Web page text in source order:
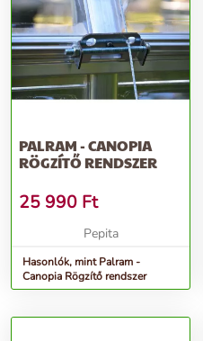
PALRAM - CANOPIA
RÖGZÍTŐ RENDSZER
25 990 Ft
Pepita
Hasonlók, mint Palram -
Canopia Rögzítő rendszer